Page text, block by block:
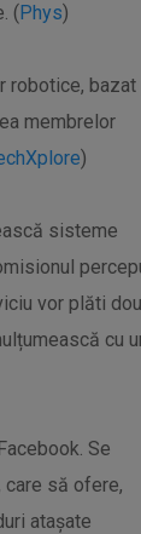
(Phys)
robotice, bazat
membrelor
)
sisteme
vor plăti
cu
Se
să ofere,
atașate